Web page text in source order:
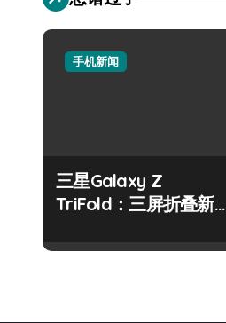
手机新闻
三星Galaxy Z
TriFold：三屏折叠新境